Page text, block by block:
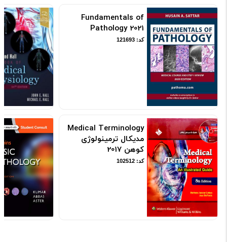
Fundamentals of
Pathology 2021
کد: 121693
Medical Terminology
مدیکال ترمینولوژی
کوهن 2017
کد: 102512